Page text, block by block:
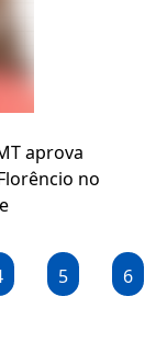
aprova
no
5 6